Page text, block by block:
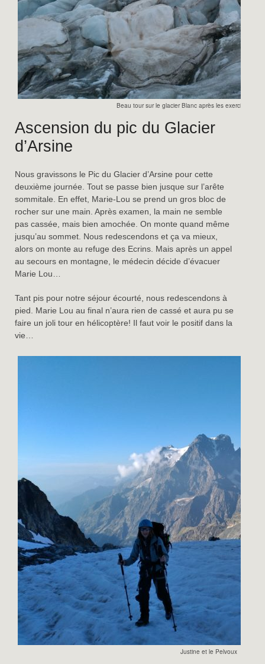
Beau tour sur le glacier Blanc après les exercices de
Ascension du pic du Glacier
d’Arsine
Nous gravissons le Pic du Glacier d’Arsine pour cette
deuxième journée. Tout se passe bien jusque sur l’arête
sommitale. En effet, Marie-Lou se prend un gros bloc de
rocher sur une main. Après examen, la main ne semble
pas cassée, mais bien amochée. On monte quand même
jusqu’au sommet. Nous redescendons et ça va mieux,
alors on monte au refuge des Ecrins. Mais après un appel
au secours en montagne, le médecin décide d’évacuer
Marie Lou…
Tant pis pour notre séjour écourté, nous redescendons à
pied. Marie Lou au final n’aura rien de cassé et aura pu se
faire un joli tour en hélicoptère! Il faut voir le positif dans la
vie…
Justine et le Pelvoux